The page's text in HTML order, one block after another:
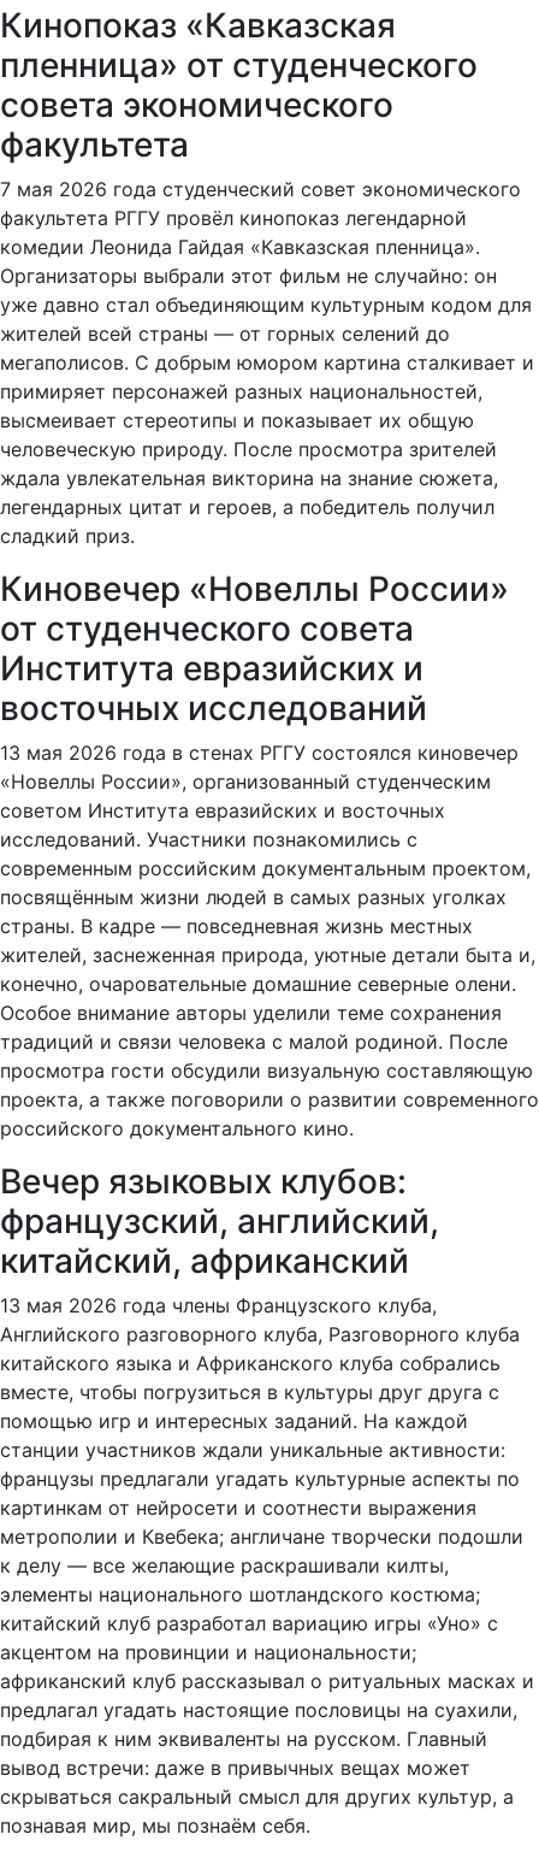
Кинопоказ «Кавказская
пленница» от студенческого
совета экономического
факультета
7 мая 2026 года студенческий совет экономического
факультета РГГУ провёл кинопоказ легендарной
комедии Леонида Гайдая «Кавказская пленница».
Организаторы выбрали этот фильм не случайно: он
уже давно стал объединяющим культурным кодом для
жителей всей страны — от горных селений до
мегаполисов. С добрым юмором картина сталкивает и
примиряет персонажей разных национальностей,
высмеивает стереотипы и показывает их общую
человеческую природу. После просмотра зрителей
ждала увлекательная викторина на знание сюжета,
легендарных цитат и героев, а победитель получил
сладкий приз.
Киновечер «Новеллы России»
от студенческого совета
Института евразийских и
восточных исследований
13 мая 2026 года в стенах РГГУ состоялся киновечер
«Новеллы России», организованный студенческим
советом Института евразийских и восточных
исследований. Участники познакомились с
современным российским документальным проектом,
посвящённым жизни людей в самых разных уголках
страны. В кадре — повседневная жизнь местных
жителей, заснеженная природа, уютные детали быта и,
конечно, очаровательные домашние северные олени.
Особое внимание авторы уделили теме сохранения
традиций и связи человека с малой родиной. После
просмотра гости обсудили визуальную составляющую
проекта, а также поговорили о развитии современного
российского документального кино.
Вечер языковых клубов:
французский, английский,
китайский, африканский
13 мая 2026 года члены Французского клуба,
Английского разговорного клуба, Разговорного клуба
китайского языка и Африканского клуба собрались
вместе, чтобы погрузиться в культуры друг друга с
помощью игр и интересных заданий. На каждой
станции участников ждали уникальные активности:
французы предлагали угадать культурные аспекты по
картинкам от нейросети и соотнести выражения
метрополии и Квебека; англичане творчески подошли
к делу — все желающие раскрашивали килты,
элементы национального шотландского костюма;
китайский клуб разработал вариацию игры «Уно» с
акцентом на провинции и национальности;
африканский клуб рассказывал о ритуальных масках и
предлагал угадать настоящие пословицы на суахили,
подбирая к ним эквиваленты на русском. Главный
вывод встречи: даже в привычных вещах может
скрываться сакральный смысл для других культур, а
познавая мир, мы познаём себя.